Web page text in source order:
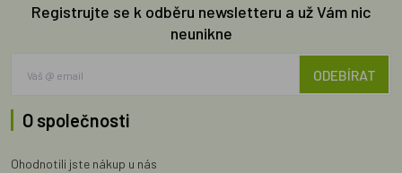
Registrujte se k odběru newsletteru a už Vám nic
neunikne
ODEBÍRAT
O společnosti
Ohodnotili jste nákup u nás